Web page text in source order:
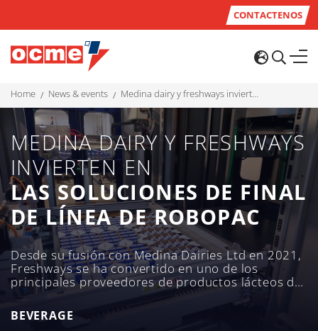
CONTACTENOS
home news & events medina dairy y freshways invierten en las soluciones de final de línea de robopac
MEDINA DAIRY Y FRESHWAYS
INVIERTEN EN
LAS SOLUCIONES DE FINAL
DE LÍNEA DE ROBOPAC
Desde su fusión con Medina Dairies Ltd en 2021,
Freshways se ha convertido en uno de los
principales proveedores de productos lácteos del
Reino Unido, con una serie de instalaciones de
producción repartidas por todo el país capaces
de suministrar más de 500 millones de litros de
BEVERAGE